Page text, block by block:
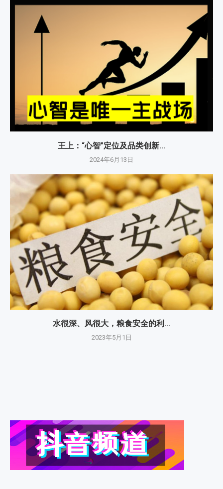
王上：“心智”定位及品类创新...
2024年6月13日
水很深、风很大，粮食安全的利...
2023年5月1日